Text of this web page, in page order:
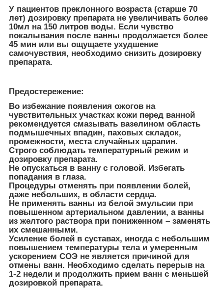
У пациентов преклонного возраста (старше 70
лет) дозировку препарата не увеличивать более
10мл на 150 литров воды. Если чувство
покалывания после ванны продолжается более
45 мин или вы ощущаете ухудшение
самочувствия, необходимо снизить дозировку
препарата.
Предостережение:
Во избежание появления ожогов на
чувствительных участках кожи перед ванной
рекомендуется смазывать вазелином область
подмышечных впадин, паховых складок,
промежности, места случайных царапин.
Строго соблюдать температурный режим и
дозировку препарата.
Не опускаться в ванну с головой. Избегать
попадания в глаза.
Процедуры отменять при появлении болей,
даже небольших, в области сердца.
Не применять ванны из белой эмульсии при
повышенном артериальном давлении, а ванны
из желтого раствора при пониженном – заменять
их смешанными.
Усиление болей в суставах, иногда с небольшим
повышением температуры тела и умеренным
ускорением СОЭ не является причиной для
отмены ванн. Необходимо сделать перерыв на
1-2 недели и продолжить прием ванн с меньшей
дозировкой препарата.